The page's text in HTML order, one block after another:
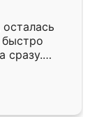
сразу.
к
Собрали
даже